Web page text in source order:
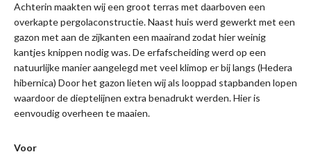
Achterin maakten wij een groot terras met daarboven een
overkapte pergolaconstructie. Naast huis werd gewerkt met een
gazon met aan de zijkanten een maairand zodat hier weinig
kantjes knippen nodig was. De erfafscheiding werd op een
natuurlijke manier aangelegd met veel klimop er bij langs (Hedera
hibernica) Door het gazon lieten wij als looppad stapbanden lopen
waardoor de dieptelijnen extra benadrukt werden. Hier is
eenvoudig overheen te maaien.
Voor